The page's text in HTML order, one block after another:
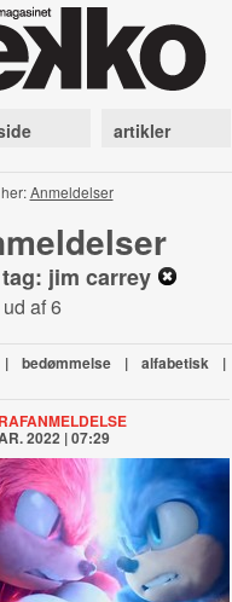
artikler
Anmeldelser
jim carrey
af 6
| bedømmelse | alfabetisk |
2022 | 07:29